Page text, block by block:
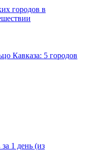
городов в
1 день (из